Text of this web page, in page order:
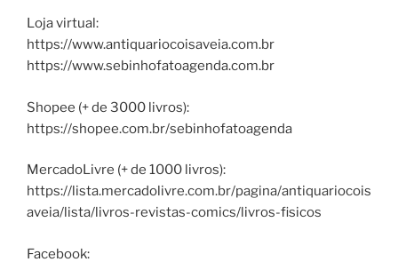
Loja virtual:
https://www.antiquariocoisaveia.com.br
https://www.sebinhofatoagenda.com.br
Shopee (+ de 3000 livros):
https://shopee.com.br/sebinhofatoagenda
MercadoLivre (+ de 1000 livros):
https://lista.mercadolivre.com.br/pagina/antiquariocois
aveia/lista/livros-revistas-comics/livros-fisicos
Facebook: